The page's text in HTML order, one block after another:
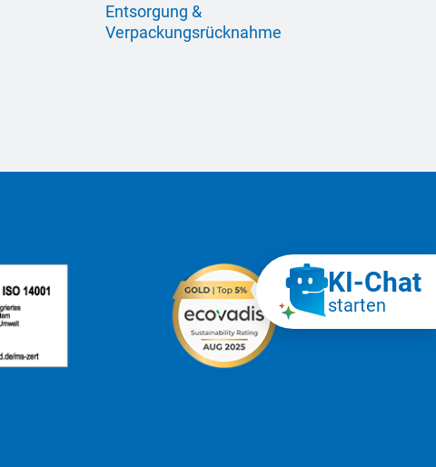
Entsorgung &
Verpackungsrücknahme
KI‑Chat
starten